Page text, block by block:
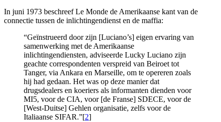
In juni 1973 beschreef Le Monde de Amerikaanse kant van de
connectie tussen de inlichtingendienst en de maffia:
“Geïnstrueerd door zijn [Luciano’s] eigen ervaring van
samenwerking met de Amerikaanse
inlichtingendiensten, adviseerde Lucky Luciano zijn
geachte correspondenten verspreid van Beiroet tot
Tanger, via Ankara en Marseille, om te opereren zoals
hij had gedaan. Het was op deze manier dat
drugsdealers en koeriers als informanten dienden voor
MI5, voor de CIA, voor [de Franse] SDECE, voor de
[West-Duitse] Gehlen organisatie, zelfs voor de
Italiaanse SIFAR.”[2]